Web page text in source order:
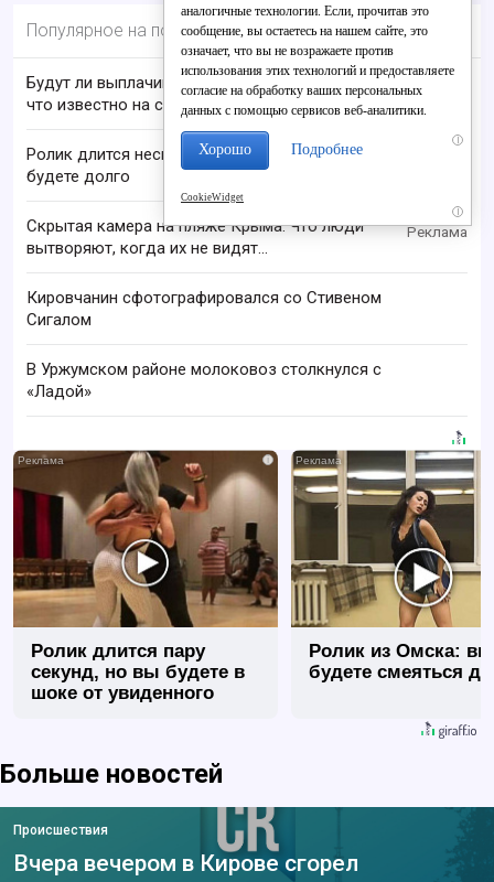
Популярное на портале
Будут ли выплачивать 13-ю пенсию в 2026 году:
что известно на сегодня
i
Ролик длится несколько секунд, а смеяться вы
будете долго
i
Скрытая камера на пляже Крыма: Что люди
вытворяют, когда их не видят...
Кировчанин сфотографировался со Стивеном
Сигалом
В Уржумском районе молоковоз столкнулся с
«Ладой»
i
Ролик длится пару
секунд, но вы будете в
шоке от увиденного
Ролик из Омска: вы
будете смеяться
Больше новостей
Происшествия
Вчера вечером в Кирове сгорел
аналогичные технологии. Если, прочитав это
сообщение, вы остаетесь на нашем сайте, это
означает, что вы не возражаете против
использования этих технологий и предоставляете
согласие на обработку ваших персональных
данных с помощью сервисов веб-аналитики.
Хорошо Подробнее
CookieWidget